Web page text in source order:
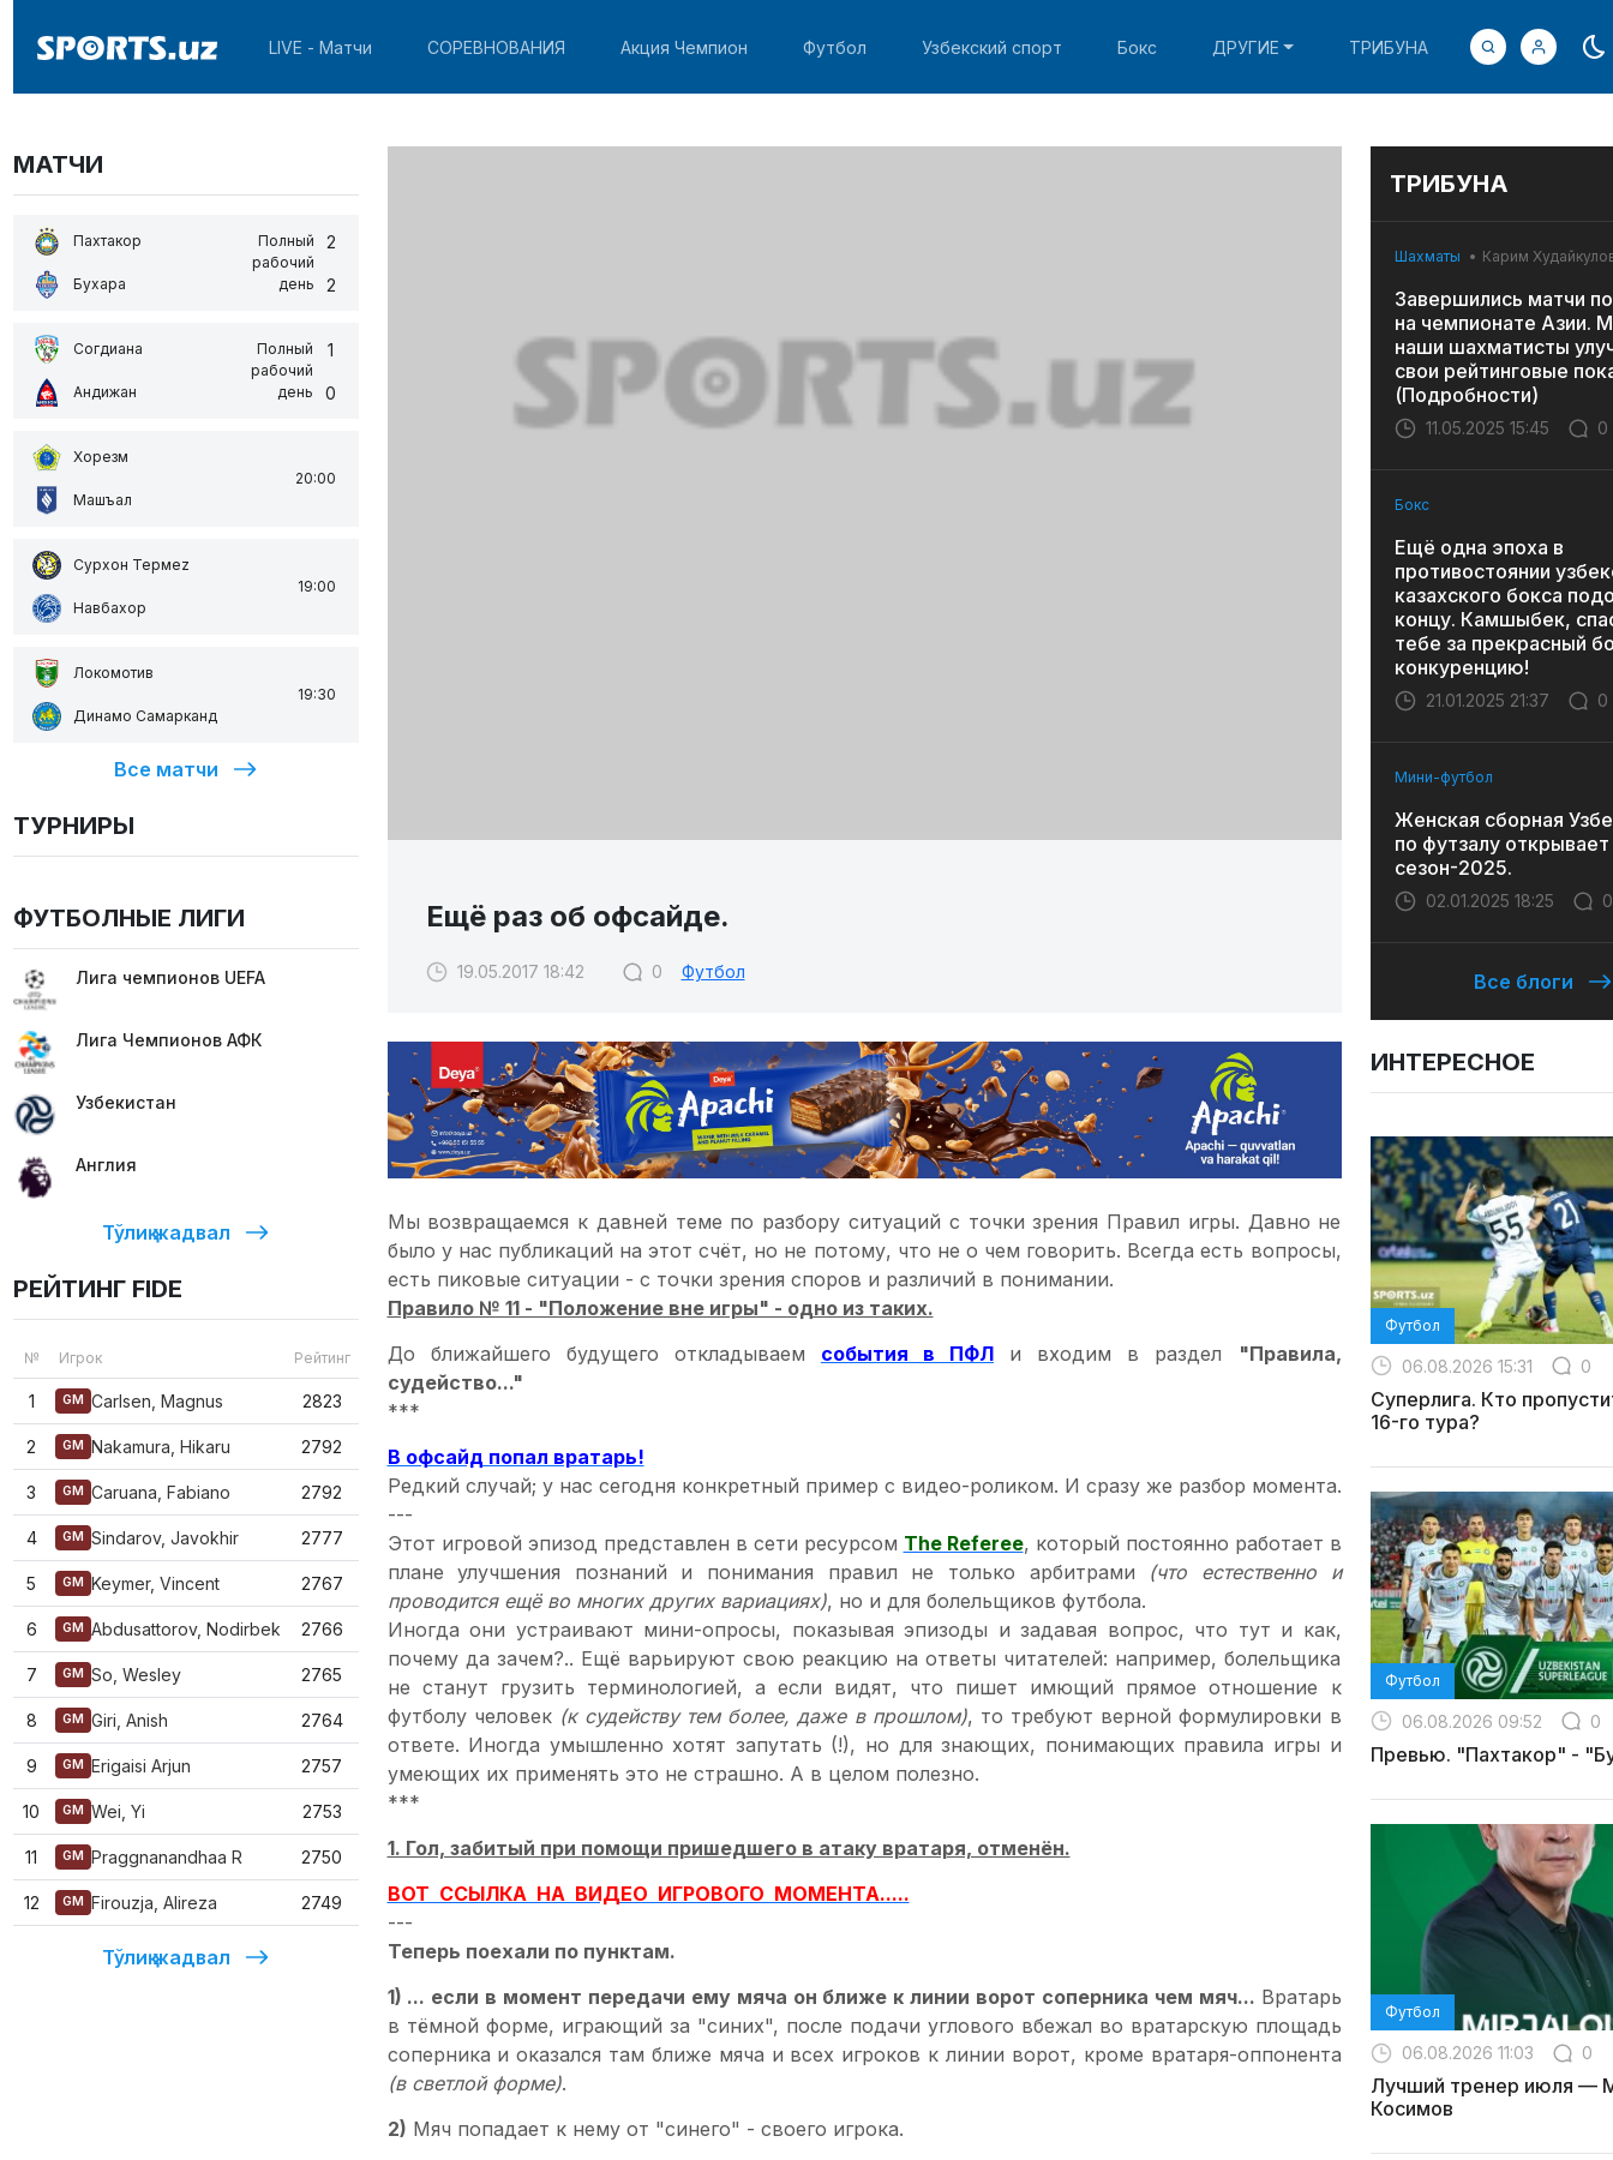
LIVE - Матчи СОРЕВНОВАНИЯ Акция Чемпион Футбол Узбекский спорт Бокс ДРУГИЕ ТРИБУНА
МАТЧИ
Пахтакор
Бухара
Полный
рабочий
день
2
2
Согдиана
Андижан
Полный
рабочий
день
1
0
Хорезм
Машъал
20:00
Сурхон Термеz
Навбахор
19:00
Локомотив
Динамо Самарканд
19:30
Все матчи
ТУРНИРЫ
ФУТБОЛНЫЕ ЛИГИ
Лига чемпионов UEFA
Лига Чемпионов АФК
Узбекистан
Англия
Тўлиқ жадвал
РЕЙТИНГ FIDE
№ Игрок Рейтинг
1 GM Carlsen, Magnus 2823
2 GM Nakamura, Hikaru 2792
3 GM Caruana, Fabiano 2792
4 GM Sindarov, Javokhir 2777
5 GM Keymer, Vincent 2767
6 GM Abdusattorov, Nodirbek 2766
7 GM So, Wesley 2765
8 GM Giri, Anish 2764
9 GM Erigaisi Arjun 2757
10 GM Wei, Yi 2753
11 GM Praggnanandhaa R 2750
12 GM Firouzja, Alireza 2749
Тўлиқ жадвал
Ещё раз об офсайде.
19.05.2017 18:42 0 Футбол
Мы возвращаемся к давней теме по разбору ситуаций с точки зрения Правил игры. Давно не
было у нас публикаций на этот счёт, но не потому, что не о чем говорить. Всегда есть вопросы,
есть пиковые ситуации - с точки зрения споров и различий в понимании.
Правило № 11 - "Положение вне игры" - одно из таких.
До ближайшего будущего откладываем события в ПФЛ и входим в раздел
"Правила,
судейство..."
***
В офсайд попал вратарь!
Редкий случай; у нас сегодня конкретный пример с видео-роликом. И сразу же разбор момента.
---
Этот игровой эпизод представлен в сети ресурсом The Referee, который постоянно работает в
плане улучшения познаний и понимания правил не только арбитрами (что естественно и
проводится ещё во многих других вариациях), но и для болельщиков футбола.
Иногда они устраивают мини-опросы, показывая эпизоды и задавая вопрос, что тут и как,
почему да зачем?.. Ещё варьируют свою реакцию на ответы читателей: например, болельщика
не станут грузить терминологией, а если видят, что пишет имющий прямое отношение к
футболу человек (к судейству тем более, даже в прошлом), то требуют верной формулировки в
ответе. Иногда умышленно хотят запутать (!), но для знающих, понимающих правила игры и
умеющих их применять это не страшно. А в целом полезно.
***
1. Гол, забитый при помощи пришедшего в атаку вратаря, отменён.
ВОТ ССЫЛКА НА ВИДЕО ИГРОВОГО МОМЕНТА.....
---
Теперь поехали по пунктам.
1) ... если в момент передачи ему мяча он ближе к линии ворот соперника чем мяч... Вратарь
в тёмной форме, играющий за "синих", после подачи углового вбежал во вратарскую площадь
соперника и оказался там ближе мяча и всех игроков к линии ворот, кроме вратаря-оппонента
(в светлой форме).
2) Мяч попадает к нему от "синего" - своего игрока.
ТРИБУНА
Шахматы Карим
Завершились матчи
на чемпионате Азии.
наши шахматисты
свои рейтинговые
(Подробности)
11.05.2025 15:45 0
Бокс
Ещё одна эпоха в
противостоянии
казахского бокса
концу. Камшыбек,
тебе за прекрасный
конкуренцию!
21.01.2025 21:37 0
Мини-футбол
Женская сборная
по футзалу открывает
сезон-2025.
02.01.2025 18:25 0
Все блоги
ИНТЕРЕСНОЕ
Футбол
06.08.2026 15:31 0
Суперлига. Кто
16-го тура?
Футбол
06.08.2026 09:52 0
Превью. "Пахтакор" -
Футбол
06.08.2026 11:03 0
Лучший тренер июля —
Косимов